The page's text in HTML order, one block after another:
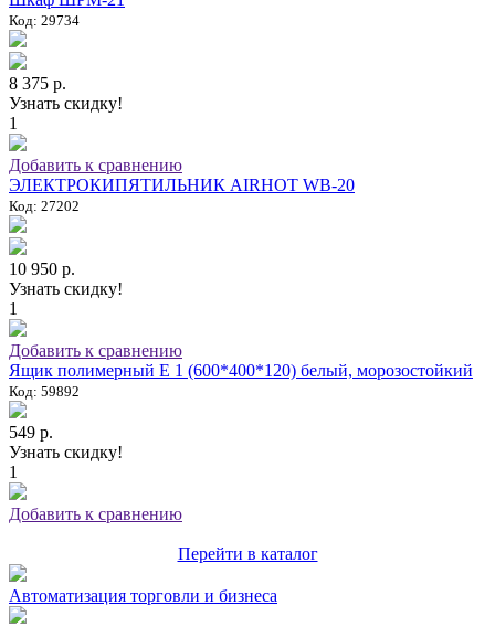
Код: 29734
8 375 р.
Узнать скидку!
1
Добавить к сравнению
ЭЛЕКТРОКИПЯТИЛЬНИК AIRHOT WB-20
Код: 27202
10 950 р.
Узнать скидку!
1
Добавить к сравнению
Ящик полимерный E 1 (600*400*120) белый, морозостойкий
Код: 59892
549 р.
Узнать скидку!
1
Добавить к сравнению
Перейти в каталог
Автоматизация торговли и бизнеса